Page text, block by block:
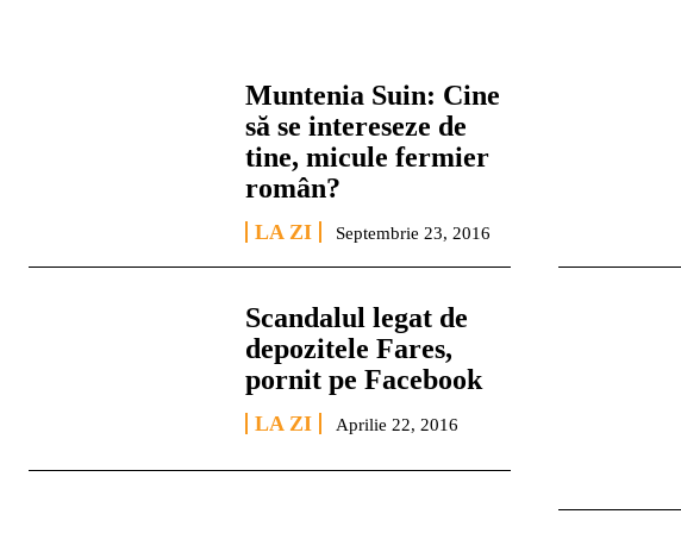
Muntenia Suin: Cine
să se intereseze de
tine, micule fermier
român?
LA ZI Septembrie 23, 2016
Scandalul legat de
depozitele Fares,
pornit pe Facebook
LA ZI Aprilie 22, 2016